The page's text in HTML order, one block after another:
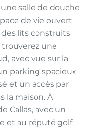
salle de douche
de vie ouvert
lits construits
trouverez une
avec vue sur la
parking spacieux
et un accès par
la maison. À
Callas, avec un
et au réputé golf